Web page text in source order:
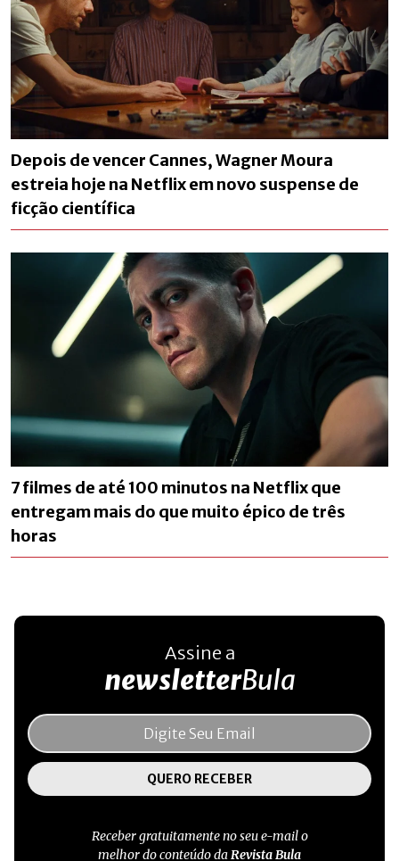
Depois de vencer Cannes, Wagner Moura
estreia hoje na Netflix em novo suspense de
ficção científica
7 filmes de até 100 minutos na Netflix que
entregam mais do que muito épico de três
horas
Assine a
newsletterBula
Receber gratuitamente no seu e-mail o
melhor do conteúdo daRevista Bula